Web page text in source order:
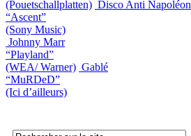
(Pouetschallplatten) Disco Anti Napoléon
“Ascent”
(Sony Music)
Johnny Marr
“Playland”
(WEA/ Warner) Gablé
“MuRDeD”
(Ici d’ailleurs)